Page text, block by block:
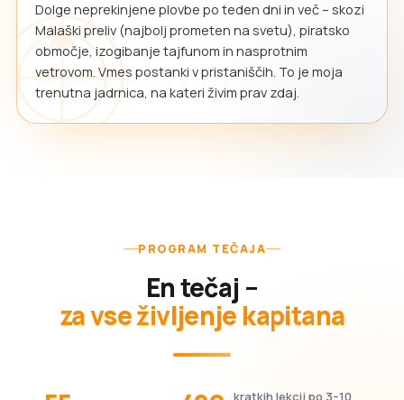
Dolge neprekinjene plovbe po teden dni in več – skozi
Malaški preliv (najbolj prometen na svetu), piratsko
območje, izogibanje tajfunom in nasprotnim
vetrovom. Vmes postanki v pristaniščih. To je moja
trenutna jadrnica, na kateri živim prav zdaj.
PROGRAM TEČAJA
En tečaj –
za vse življenje kapitana
kratkih lekcij po 3–10